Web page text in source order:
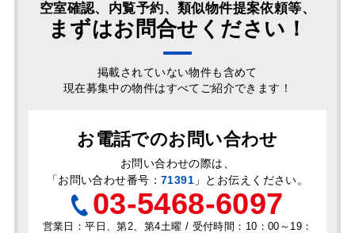
空室確認、内覧予約、類似物件提案依頼等、
まずはお問合せください！
掲載されていない物件も含めて
現在募集中の物件はすべてご紹介できます！
お電話でのお問い合わせ
お問い合わせの際は、
「お問い合わせ番号： 71391 」とお伝えください。
03-5468-6097
営業日：平日、第2、第4土曜 / 受付時間：10：00～19：